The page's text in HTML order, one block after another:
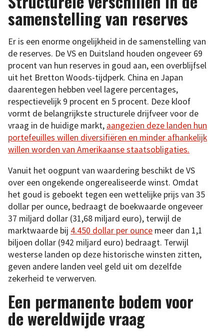
samenstelling van reserves
Er is een enorme ongelijkheid in de samenstelling van
de reserves. De VS en Duitsland houden ongeveer 69
procent van hun reserves in goud aan, een overblijfsel
uit het Bretton Woods-tijdperk. China en Japan
daarentegen hebben veel lagere percentages,
respectievelijk 9 procent en 5 procent. Deze kloof
vormt de belangrijkste structurele drijfveer voor de
vraag in de huidige markt, aangezien deze landen hun
portefeuilles willen diversifiëren en minder afhankelijk
willen worden van Amerikaanse staatsobligaties.
Vanuit het oogpunt van waardering beschikt de VS
over een ongekende ongerealiseerde winst. Omdat
het goud is geboekt tegen een wettelijke prijs van 35
dollar per ounce, bedraagt de boekwaarde ongeveer
37 miljard dollar (31,68 miljard euro), terwijl de
marktwaarde bij 4.450 dollar per ounce meer dan 1,1
biljoen dollar (942 miljard euro) bedraagt. Terwijl
westerse landen op deze historische winsten zitten,
geven andere landen veel geld uit om dezelfde
zekerheid te verwerven.
Een permanente bodem voor
de wereldwijde vraag